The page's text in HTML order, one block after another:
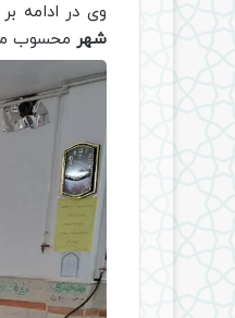
وی در ادامه
شهر محسوب